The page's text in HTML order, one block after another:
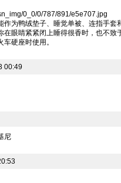
0_0/0/787/891/e5e707.jpg
作为鸭绒垫子、睡觉单被、连指手套
在眼睛紧紧闭上睡得很香时，也不致
硬座时使用。
00:49
尼